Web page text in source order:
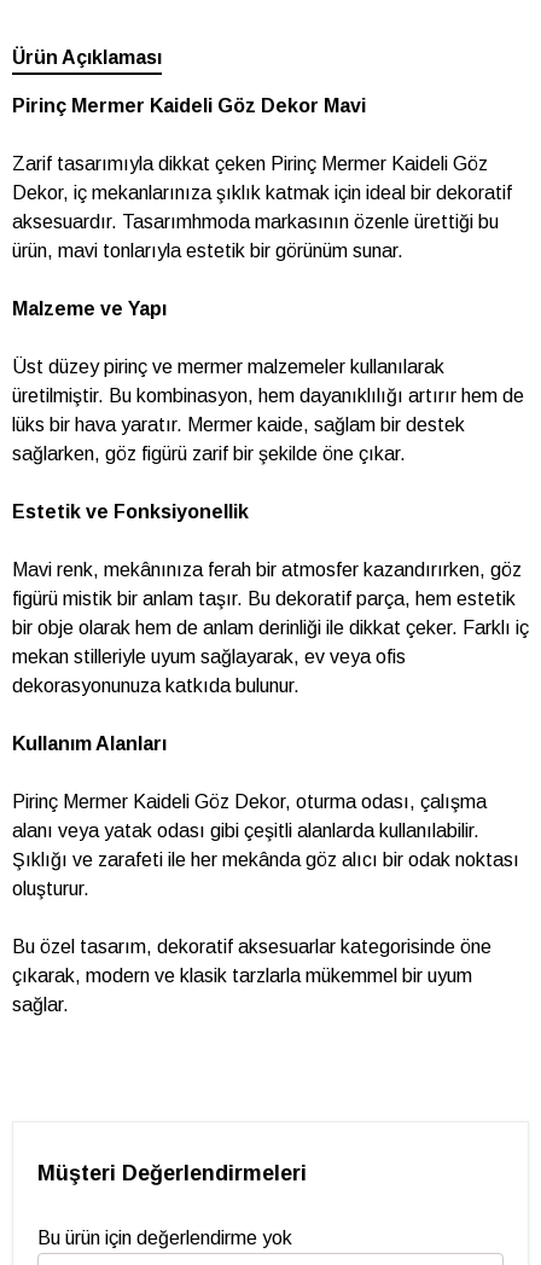
Ürün Açıklaması
Pirinç Mermer Kaideli Göz Dekor Mavi
Zarif tasarımıyla dikkat çeken Pirinç Mermer Kaideli Göz
Dekor, iç mekanlarınıza şıklık katmak için ideal bir dekoratif
aksesuardır. Tasarımhmoda markasının özenle ürettiği bu
ürün, mavi tonlarıyla estetik bir görünüm sunar.
Malzeme ve Yapı
Üst düzey pirinç ve mermer malzemeler kullanılarak
üretilmiştir. Bu kombinasyon, hem dayanıklılığı artırır hem de
lüks bir hava yaratır. Mermer kaide, sağlam bir destek
sağlarken, göz figürü zarif bir şekilde öne çıkar.
Estetik ve Fonksiyonellik
Mavi renk, mekânınıza ferah bir atmosfer kazandırırken, göz
figürü mistik bir anlam taşır. Bu dekoratif parça, hem estetik
bir obje olarak hem de anlam derinliği ile dikkat çeker. Farklı iç
mekan stilleriyle uyum sağlayarak, ev veya ofis
dekorasyonunuza katkıda bulunur.
Kullanım Alanları
Pirinç Mermer Kaideli Göz Dekor, oturma odası, çalışma
alanı veya yatak odası gibi çeşitli alanlarda kullanılabilir.
Şıklığı ve zarafeti ile her mekânda göz alıcı bir odak noktası
oluşturur.
Bu özel tasarım, dekoratif aksesuarlar kategorisinde öne
çıkarak, modern ve klasik tarzlarla mükemmel bir uyum
sağlar.
Müşteri Değerlendirmeleri
Bu ürün için değerlendirme yok